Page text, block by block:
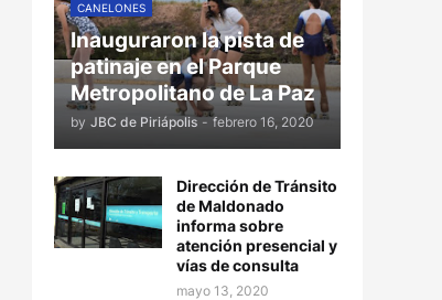
CANELONES
Inauguraron la pista de
patinaje en el Parque
Metropolitano de La Paz
by JBC de Piriápolis - febrero 16, 2020
Dirección de Tránsito
de Maldonado
informa sobre
atención presencial y
vías de consulta
mayo 13, 2020